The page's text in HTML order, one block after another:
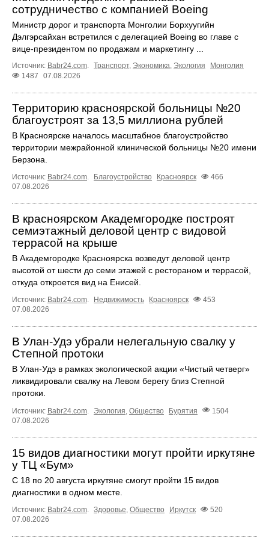
сотрудничество с компанией Boeing
Министр дорог и транспорта Монголии Борхуугийн
Дэлгэрсайхан встретился с делегацией Boeing во главе с
вице-президентом по продажам и маркетингу ...
Источник: Babr24.com. Транспорт, Экономика, Экология
Монголия
1487
07.08.2026
Территорию красноярской больницы №20
благоустроят за 13,5 миллиона рублей
В Красноярске началось масштабное благоустройство
территории межрайонной клинической больницы №20 имени
Берзона.
Источник: Babr24.com. Благоустройство Красноярск
466
07.08.2026
В красноярском Академгородке построят
семиэтажный деловой центр с видовой
террасой на крыше
В Академгородке Красноярска возведут деловой центр
высотой от шести до семи этажей с рестораном и террасой,
откуда откроется вид на Енисей.
Источник: Babr24.com. Недвижимость Красноярск
453
07.08.2026
В Улан-Удэ убрали нелегальную свалку у
Степной протоки
В Улан-Удэ в рамках экологической акции «Чистый четверг»
ликвидировали свалку на Левом берегу близ Степной
протоки.
Источник: Babr24.com Экология Общество Бурятия
1504
07.08.2026
15 видов диагностики могут пройти иркутяне
у ТЦ «Бум»
С 18 по 20 августа иркутяне смогут пройти 15 видов
диагностики в одном месте.
Источник: Babr24.com Здоровье Общество Иркутск
520
07.08.2026